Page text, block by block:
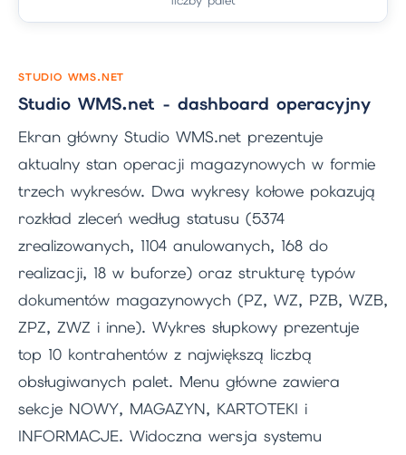
STUDIO WMS.NET
Studio WMS.net - dashboard operacyjny
Ekran główny Studio WMS.net prezentuje
aktualny stan operacji magazynowych w formie
trzech wykresów. Dwa wykresy kołowe pokazują
rozkład zleceń według statusu (5374
zrealizowanych, 1104 anulowanych, 168 do
realizacji, 18 w buforze) oraz strukturę typów
dokumentów magazynowych (PZ, WZ, PZB, WZB,
ZPZ, ZWZ i inne). Wykres słupkowy prezentuje
top 10 kontrahentów z największą liczbą
obsługiwanych palet. Menu główne zawiera
sekcje NOWY, MAGAZYN, KARTOTEKI i
INFORMACJE. Widoczna wersja systemu